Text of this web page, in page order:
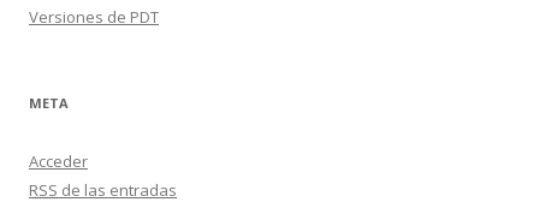
Versiones de PDT
META
Acceder
RSS de las entradas